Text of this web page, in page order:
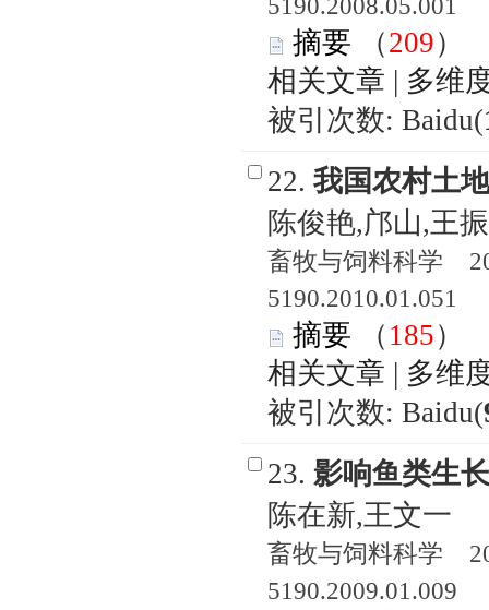
摘要 （209
相关文章 | 多维
被引次数: Baidu(
22. 我国农村土
陈俊艳,邝山,王
畜牧与饲料科学
5190.2010.01.051
摘要 （ 185
相关文章 | 多维
被引次数: Baidu(
23. 影响鱼类生
陈在新,王文一
畜牧与饲料科学
5190.2009.01.009